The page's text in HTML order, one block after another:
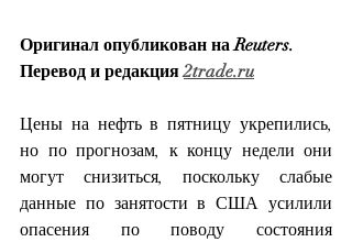
Оригинал опубликован на Reuters.
Перевод и редакция 2trade.ru
Цены на нефть в пятницу укрепились,
но по прогнозам, к концу недели они
могут снизиться, поскольку слабые
данные по занятости в США усилили
опасения по поводу состояния